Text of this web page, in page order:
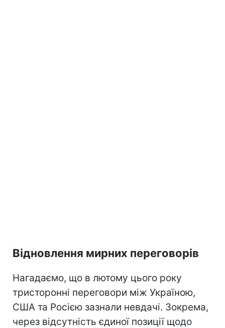
Відновлення мирних переговорів
Нагадаємо, що в лютому цього року
тристоронні переговори між Україною,
США та Росією зазнали невдачі. Зокрема,
через відсутність єдиної позиції щодо